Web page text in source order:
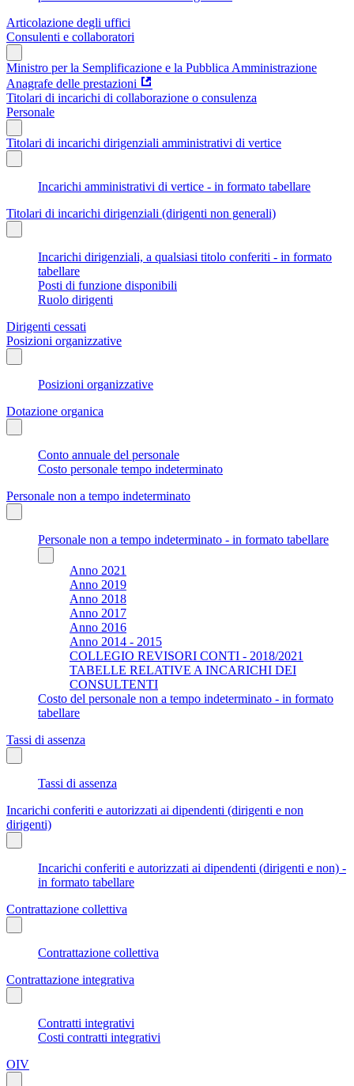
Articolazione degli uffici
Consulenti e collaboratori
Ministro per la Semplificazione e la Pubblica Amministrazione
Anagrafe delle prestazioni
Titolari di incarichi di collaborazione o consulenza
Personale
Titolari di incarichi dirigenziali amministrativi di vertice
Incarichi amministrativi di vertice - in formato tabellare
Titolari di incarichi dirigenziali (dirigenti non generali)
Incarichi dirigenziali, a qualsiasi titolo conferiti - in formato
tabellare
Posti di funzione disponibili
Ruolo dirigenti
Dirigenti cessati
Posizioni organizzative
Posizioni organizzative
Dotazione organica
Conto annuale del personale
Costo personale tempo indeterminato
Personale non a tempo indeterminato
Personale non a tempo indeterminato - in formato tabellare
Anno 2021
Anno 2019
Anno 2018
Anno 2017
Anno 2016
Anno 2014 - 2015
COLLEGIO REVISORI CONTI - 2018/2021
TABELLE RELATIVE A INCARICHI DEI
CONSULTENTI
Costo del personale non a tempo indeterminato - in formato
tabellare
Tassi di assenza
Tassi di assenza
Incarichi conferiti e autorizzati ai dipendenti (dirigenti e non
dirigenti)
Incarichi conferiti e autorizzati ai dipendenti (dirigenti e non) -
in formato tabellare
Contrattazione collettiva
Contrattazione collettiva
Contrattazione integrativa
Contratti integrativi
Costi contratti integrativi
OIV